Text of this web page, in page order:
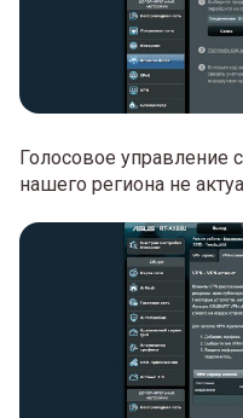
Голосовое
нашего региона не